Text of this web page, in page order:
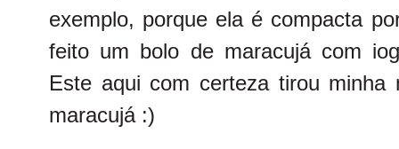
exemplo, porque ela é compacta
feito um bolo de maracujá com
Este aqui com certeza tirou minha
maracujá :)